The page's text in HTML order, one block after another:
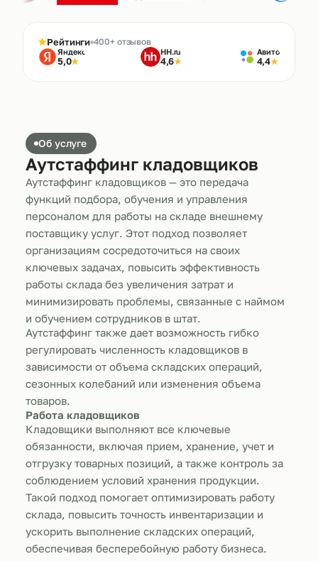
★Рейтинги 400+ отзывов
Яндекс
5,0★
HH.ru
4,6★
Авито
4,4★
Об услуге
Аутстаффинг кладовщиков
Аутстаффинг кладовщиков — это передача
функций подбора, обучения и управления
персоналом для работы на складе внешнему
поставщику услуг. Этот подход позволяет
организациям сосредоточиться на своих
ключевых задачах, повысить эффективность
работы склада без увеличения затрат и
минимизировать проблемы, связанные с наймом
и обучением сотрудников в штат.
Аутстаффинг также дает возможность гибко
регулировать численность кладовщиков в
зависимости от объема складских операций,
сезонных колебаний или изменения объема
товаров.
Работа кладовщиков
Кладовщики выполняют все ключевые
обязанности, включая прием, хранение, учет и
отгрузку товарных позиций, а также контроль за
соблюдением условий хранения продукции.
Такой подход помогает оптимизировать работу
склада, повысить точность инвентаризации и
ускорить выполнение складских операций,
обеспечивая бесперебойную работу бизнеса.